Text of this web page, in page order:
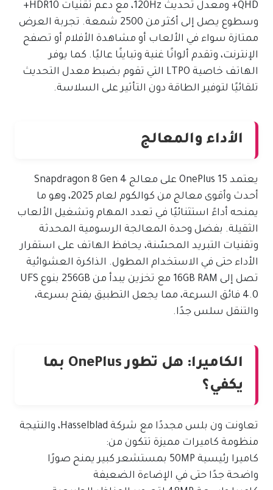
QHD+ ومعدل تحديث 120Hz، مع دعم تقنيات HDR10+
وسطوع يصل إلى أكثر من 2500 شمعة. تجربة العرض
ممتازة سواء في الألعاب أو مشاهدة الأفلام أو تصفح
الإنترنت، وتقدم ألوانًا غنية وتباينًا عاليًا. كما يوفر
الهاتف خاصية LTPO التي تقوم بضبط معدل التحديث
تلقائيًا لتوفير الطاقة دون التأثير على السلاسة.
الأداء والمعالج
يعتمد OnePlus 15 على معالج Snapdragon 8 Gen 4
أحدث وأقوى معالج من كوالكوم لعام 2025، وهو ما
يمنحه أداءً استثنائيًا في تعدد المهام وتشغيل الألعاب
الثقيلة. بفضل وحدة المعالجة الرسومية المحدثة
وتقنيات التبريد المحسّنة، يحافظ الهاتف على استقرار
الأداء حتى في الاستخدام المطول. الذاكرة العشوائية
تصل إلى 16GB RAM مع تخزين يبدأ من 256GB بنوع UFS
4.0 فائق السرعة، مما يجعل التطبيق يفتح بسرعة،
والتنقل سلس جدًا.
الكاميرا: هل تطور OnePlus بما
يكفي؟
تعاونت ون بلس مجددًا مع شركة Hasselblad، والنتيجة
منظومة كاميرات مميزة تتكون من:
كاميرا رئيسية 50MP بمستشعر كبير يمنح صورًا
واضحة جدًا حتى في الإضاءة الضعيفة